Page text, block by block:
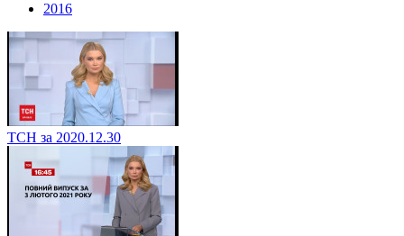
2016
ТСН за 2020.12.30